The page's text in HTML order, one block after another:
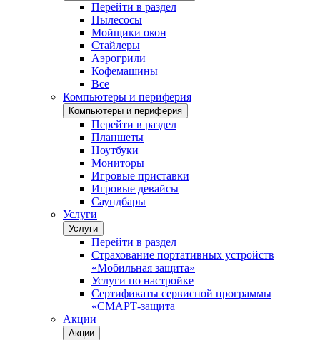
Перейти в раздел
Пылесосы
Мойщики окон
Стайлеры
Аэрогрили
Кофемашины
Все
Компьютеры и периферия
Компьютеры и периферия
Перейти в раздел
Планшеты
Ноутбуки
Мониторы
Игровые приставки
Игровые девайсы
Саундбары
Услуги
Услуги
Перейти в раздел
Страхование портативных устройств
«Мобильная защита»
Услуги по настройке
Сертификаты сервисной программы
«СМАРТ-защита
Акции
Акции